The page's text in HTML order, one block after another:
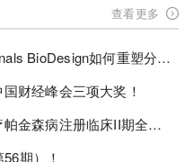
查看更多
从DNA设计到药物创新：Signals BioDesign如何重塑分子生物学研发生态！
财经峰会三项大奖！
士泽生物通用型细胞新药治疗帕金森病注册临床II期全部入组完成！
期）！